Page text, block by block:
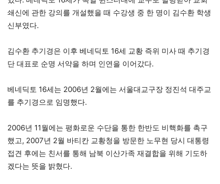
쇄신에 관한 강의를 개설했을 때 수강생 중 한 명이 김수환 학생
신부였다.
김수환 추기경은 이후 베네딕토 16세 교황 즉위 미사 때 추기경
단 대표로 순명 서약을 하며 인연을 이어갔다.
베네딕토 16세는 2006년 2월에는 서울대교구장 정진석 대주교
를 추기경으로 임명했다.
2006년 11월에는 평화로운 수단을 통한 한반도 비핵화를 촉구
했고, 2007년 2월 바티칸 교황청을 방문한 노무현 당시 대통령
접견 후에는 친서를 통해 남북 이산가족 재결합을 위해 기도하
겠다는 뜻을 밝혔다.